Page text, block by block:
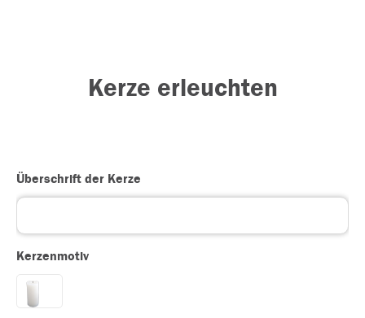
Kerze erleuchten
Überschrift der Kerze
Kerzenmotiv